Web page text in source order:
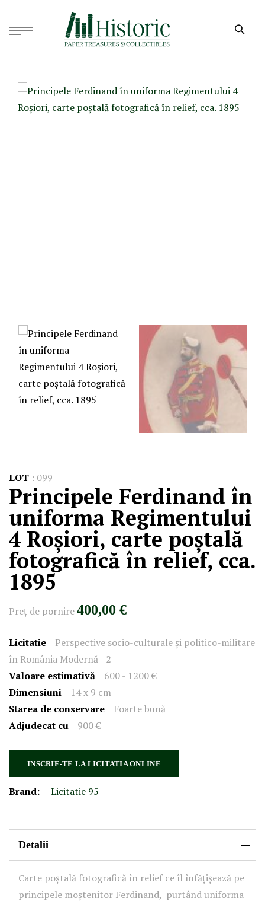
LOT : 099
Principele Ferdinand în
uniforma Regimentului
4 Roșiori, carte poștală
fotografică în relief, cca.
1895
Preţ de pornire400,00 €
Licitatie
Perspective socio-culturale și politico-militare
în România Modernă - 2
Valoare estimativă
600 - 1200 €
Dimensiuni
14 x 9 cm
Starea de conservare
Foarte bună
Adjudecat cu
900 €
INSCRIE-TE LA LICITATIA ONLINE
Brand: Licitatie 95
Detalii
Carte poștală fotografică în relief ce îl înfățișează pe
principele moştenitor Ferdinand, purtând uniforma